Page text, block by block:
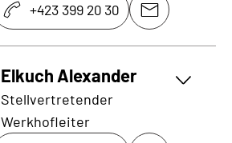
+423 399 20 30
Elkuch Alexander
Stellvertretender
Werkhofleiter